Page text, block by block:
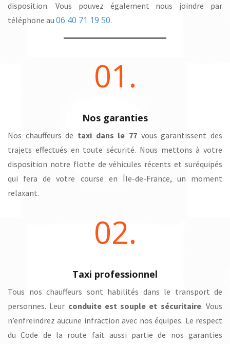
disposition. Vous pouvez également nous joindre par
téléphone au 06 40 71 19 50.
01.
Nos garanties
Nos chauffeurs de taxi dans le 77 vous garantissent des
trajets effectués en toute sécurité. Nous mettons à votre
disposition notre flotte de véhicules récents et suréquipés
qui fera de votre course en Île-de-France, un moment
relaxant.
02.
Taxi professionnel
Tous nos chauffeurs sont habilités dans le transport de
personnes. Leur conduite est souple et sécuritaire. Vous
n’enfreindrez aucune infraction avec nos équipes. Le respect
du Code de la route fait aussi partie de nos garanties